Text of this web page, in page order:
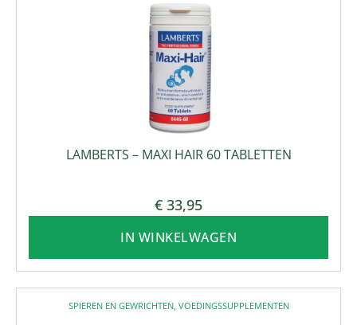
LAMBERTS – MAXI HAIR 60 TABLETTEN
€ 33,95
IN WINKELWAGEN
SPIEREN EN GEWRICHTEN, VOEDINGSSUPPLEMENTEN